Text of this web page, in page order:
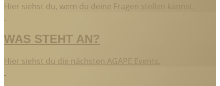
Hier siehst du, wem du deine Fragen stellen kannst.
WAS STEHT AN?
Hier siehst du die nächsten AGAPE Events.